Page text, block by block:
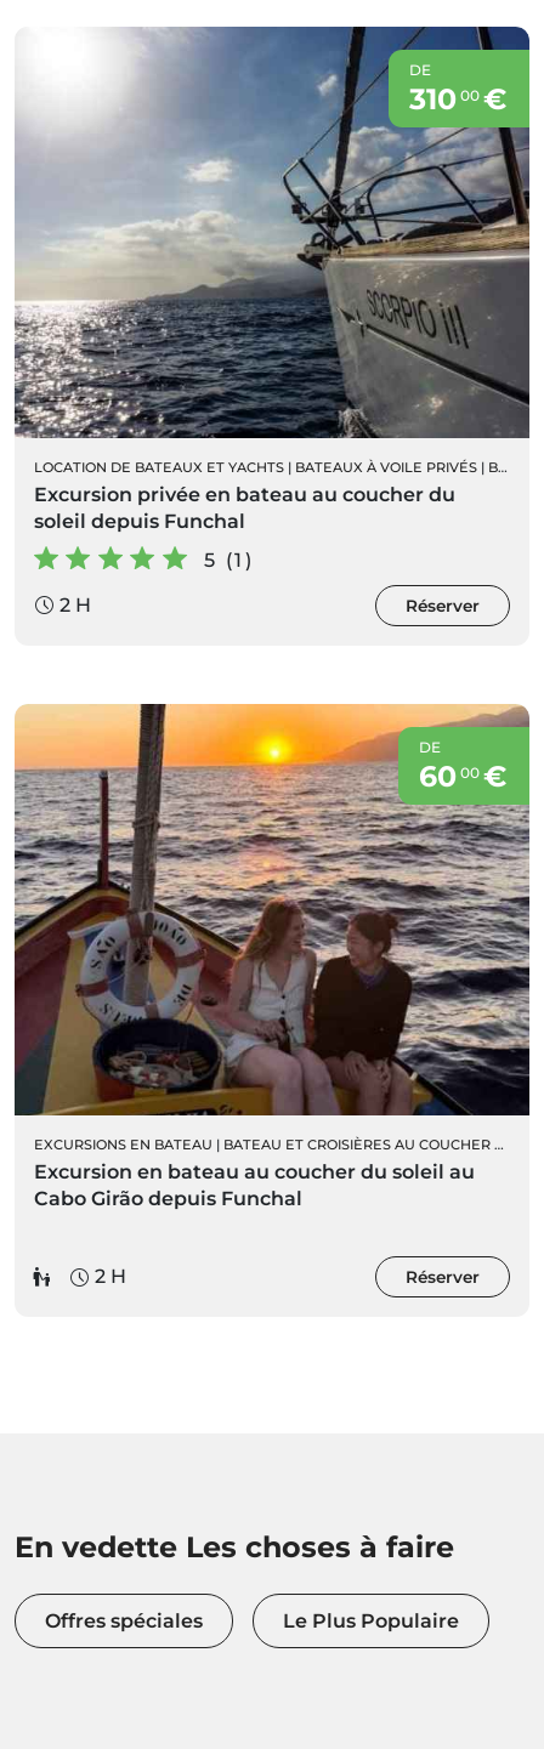
DE
310 00€
LOCATION DE BATEAUX ET YACHTS | BATEAUX À VOILE PRIVÉS | BATEAU ET CROISIÈRES AU COUCHER DU SOLEIL
Excursion privée en bateau au coucher du
soleil depuis Funchal
5 (1)
2 H
Réserver
DE
60 00€
EXCURSIONS EN BATEAU | BATEAU ET CROISIÈRES AU COUCHER DU SOLEIL
Excursion en bateau au coucher du soleil au
Cabo Girão depuis Funchal
2 H Réserver
En vedette Les choses à faire
Offres spéciales Le Plus Populaire